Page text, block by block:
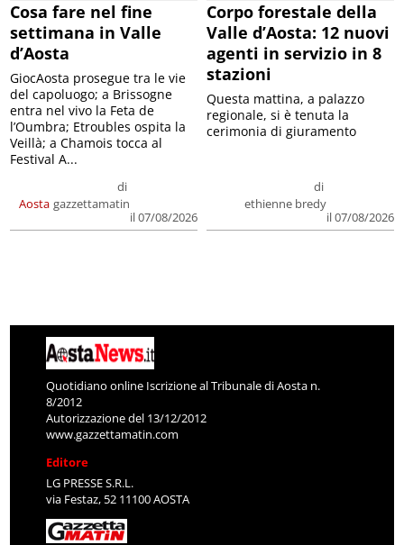
Cosa fare nel fine
settimana in Valle
d’Aosta
Aosta
di
gazzettamatin
il 07/08/2026
GiocAosta prosegue tra le vie
del capoluogo; a Brissogne
entra nel vivo la Feta de
l’Oumbra; Etroubles ospita la
Veillà; a Chamois tocca al
Festival A...
Corpo forestale della
Valle d’Aosta: 12 nuovi
agenti in servizio in 8
stazioni
di
ethienne bredy
il 07/08/2026
Questa mattina, a palazzo
regionale, si è tenuta la
cerimonia di giuramento
Quotidiano online Iscrizione al Tribunale di Aosta n.
8/2012
Autorizzazione del 13/12/2012
www.gazzettamatin.com
Editore
LG PRESSE S.R.L.
via Festaz, 52 11100 AOSTA